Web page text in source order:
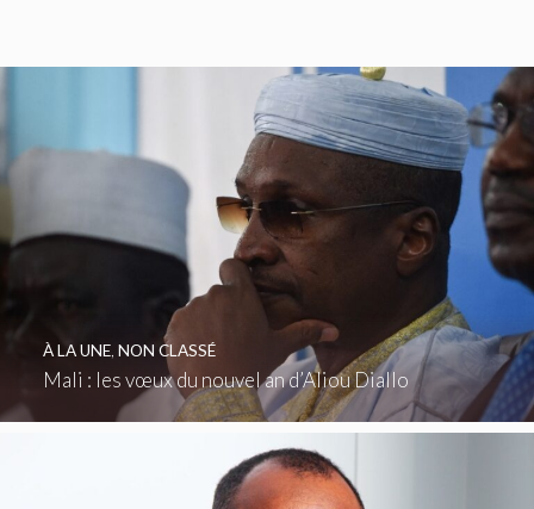
Mali : les vœux du nouvel an d’Aliou Diallo
À LA UNE, NON CLASSÉ